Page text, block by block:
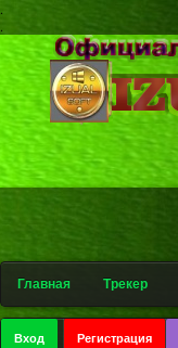
.
.
Главная Трекер
Вход Регистрация